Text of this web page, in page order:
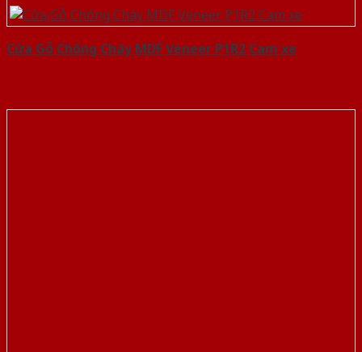
Cửa Gỗ Chống Cháy MDF Veneer P1R2 Cam xe